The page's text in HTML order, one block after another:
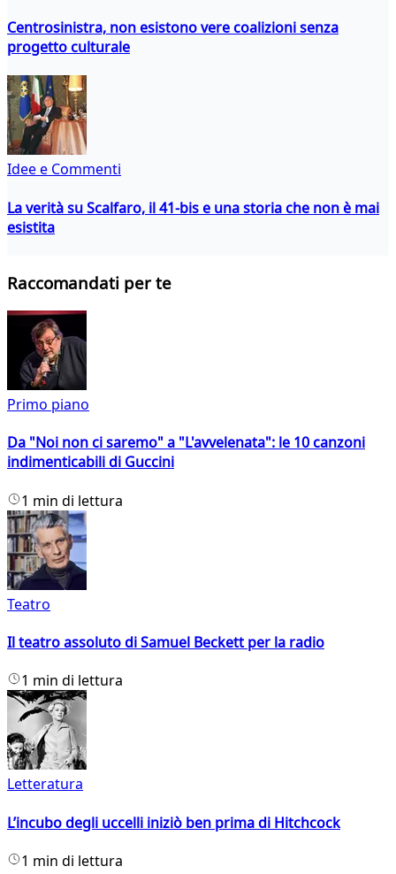
Centrosinistra, non esistono vere coalizioni senza
progetto culturale
Idee e Commenti
La verità su Scalfaro, il 41-bis e una storia che non è mai
esistita
Raccomandati per te
Primo piano
Da "Noi non ci saremo" a "L'avvelenata": le 10 canzoni
indimenticabili di Guccini
1 min di lettura
Teatro
Il teatro assoluto di Samuel Beckett per la radio
1 min di lettura
Letteratura
L’incubo degli uccelli iniziò ben prima di Hitchcock
1 min di lettura